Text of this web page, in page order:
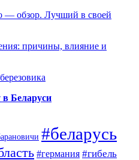
— обзор. Лучший в своей
причины, влияние и
Беларуси
#беларусь
#германия #гибель